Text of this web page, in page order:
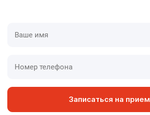
Записаться на прием